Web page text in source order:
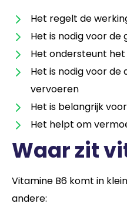
Het regelt de
Het is nodig voor de
Het ondersteunt
Het is nodig voor
vervoeren
Het is belangrijk
Het helpt om
Waar zit
Vitamine B6 komt in
andere: